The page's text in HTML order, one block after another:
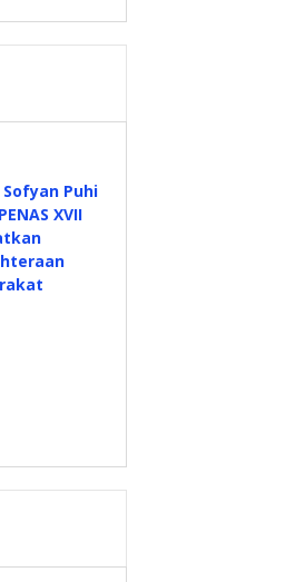
Puhi
XVII